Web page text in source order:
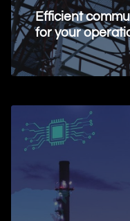
Efficient
for your